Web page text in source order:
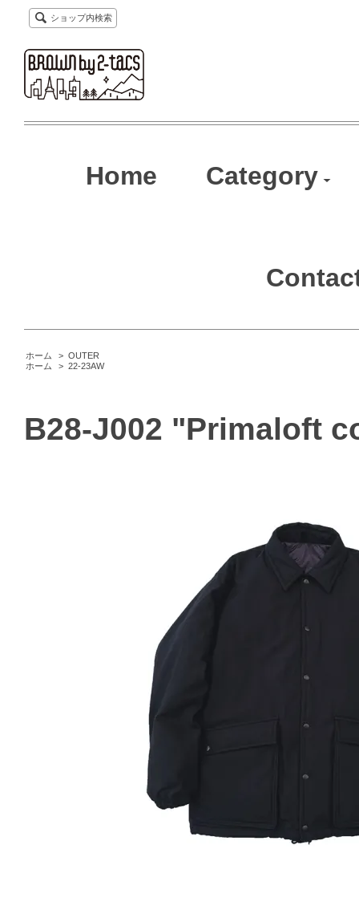
ショップ内検索
Home Category
ホーム > OUTER
ホーム
> 22-23AW
B28-J002 "Primaloft